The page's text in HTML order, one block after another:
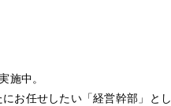
施中。
お任せしたい「経営幹部」と